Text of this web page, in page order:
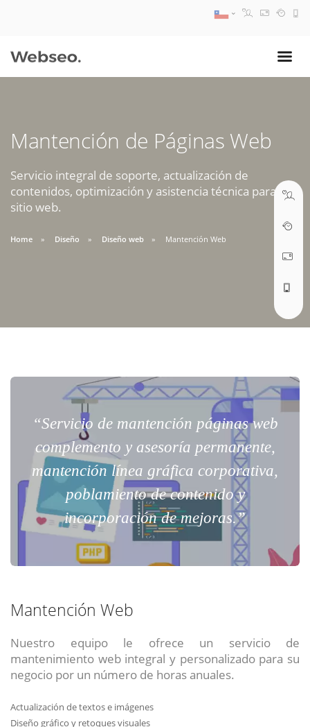
Mantención de Páginas Web
Servicio integral de soporte, actualización de
contenidos, optimización y asistencia técnica para tu
sitio web.
Home Diseño Diseño web Mantención Web
“Servicio de mantención páginas web
complemento y asesoría permanente,
mantención línea gráfica corporativa,
poblamiento de contenido y
incorporación de mejoras.”
Mantención Web
Nuestro equipo le ofrece un servicio de
mantenimiento web integral y personalizado para su
negocio por un número de horas anuales.
Actualización de textos e imágenes
Diseño gráfico y retoques visuales
09:30 AM A 18:30 PM
soporte@webseo.cl
ABRIR TICKET